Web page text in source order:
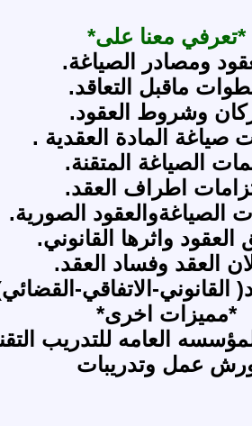
*تعرفي معنا على*
ومصادر الصياغة.
ماقبل التعاقد.
وشروط العقود.
صياغة المادة العقدية .
الصياغة المتقنة.
اطراف العقد.
الصياغةوالعقود الصورية.
العقود واثرها القانوني.
العقد وفساد العقد.
القانوني-الاتفاقي-
*مميزات اخرى*
العامه للتدريب
عمل وتدريبات